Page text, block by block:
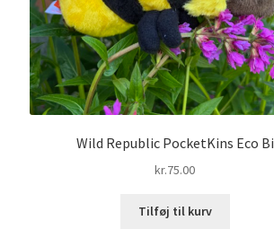
Wild Republic PocketKins Eco Bi
kr.75.00
Tilføj til kurv